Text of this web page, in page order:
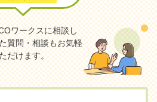
ワークスに相談し
質問・相談もお気軽
だけます。